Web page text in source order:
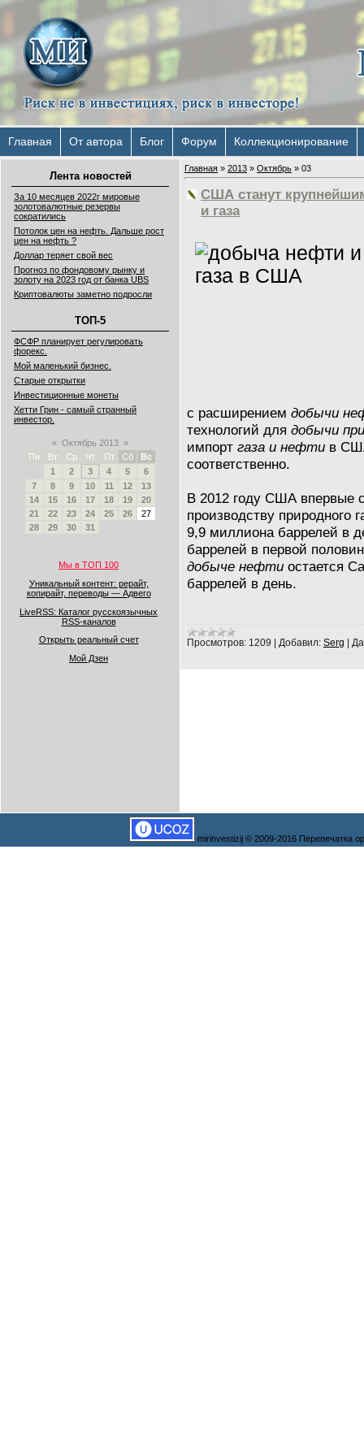
Главная От автора Блог Форум Коллекционирование
Лента новостей
За 10 месяцев 2022г мировые
золотовалютные резервы
сократились
Потолок цен на нефть. Дальше рост
цен на нефть ?
Доллар теряет свой вес
Прогноз по фондовому рынку и
золоту на 2023 год от банка UBS
Криптовалюты заметно подросли
ТОП-5
ФСФР планирует регулировать
форекс.
Мой маленький бизнес.
Старые открытки
Инвестиционные монеты
Хетти Грин - самый странный
инвестор.
« Октябрь 2013 »
Пн
Вт Ср Чт Пт Сб
Вс
1
2 3 4 5
6
7
8 9 10 11 12
13
14
15 16 17 18 19
20
21
22 23 24 25 26
27
28
29 30 31
Мы в ТОП 100
Уникальный контент: рерайт,
копирайт, переводы — Адвего
LiveRSS: Каталог русскоязычных
RSS-каналов
Открыть реальный счет
Мой Дзен
Главная » 2013 » Октябрь » 03
США станут
и газа
с расширением добычи
технологий для добычи
импорт газа и нефти в
соответственно.
В 2012 году США впервые
производству природного
9,9 миллиона баррелей в
баррелей в первой
добыче нефти остается
баррелей в день.
Просмотров: 1209 | Добавил: Serg |
mirinvestizij © 2009-2016 Перепечатка